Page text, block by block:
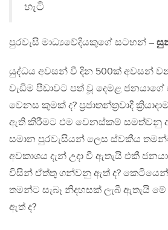
හැටි
පුරවැසි මාධ්‍යවේදියකුගේ සටහන් –
යුද්ධය අවසන් වී දින 500ක් අවසන්
වැඩිම පීඩාවට පත් වූ දෙමළ
වෙනස කුමක් ද? ප්‍රජාතන්ත්‍රවාදී
ඇති කිරීමට එම වෙනස්කම් සමත්වනු
සමාන පුරවැසියන් ලෙස ස්වකීය
අවකාශය දැන් උදා වී ඇතැයි එකී
විසින් ඒත්තු ගන්වනු ඇත් ද? කෙටියෙන්
තමන්ට සැබෑ නිදහසක් ලැබී ඇතැයි
ඇත් ද?